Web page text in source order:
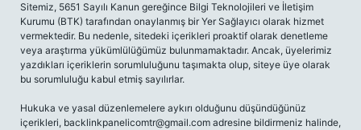
Sitemiz, 5651 Sayılı Kanun gereğince Bilgi Teknolojileri ve İletişim
Kurumu (BTK) tarafından onaylanmış bir Yer Sağlayıcı olarak hizmet
vermektedir. Bu nedenle, sitedeki içerikleri proaktif olarak denetleme
veya araştırma yükümlülüğümüz bulunmamaktadır. Ancak, üyelerimiz
yazdıkları içeriklerin sorumluluğunu taşımakta olup, siteye üye olarak
bu sorumluluğu kabul etmiş sayılırlar.
Hukuka ve yasal düzenlemelere aykırı olduğunu düşündüğünüz
içerikleri, backlinkpanelicomtr@gmail.com adresine bildirmeniz halinde,